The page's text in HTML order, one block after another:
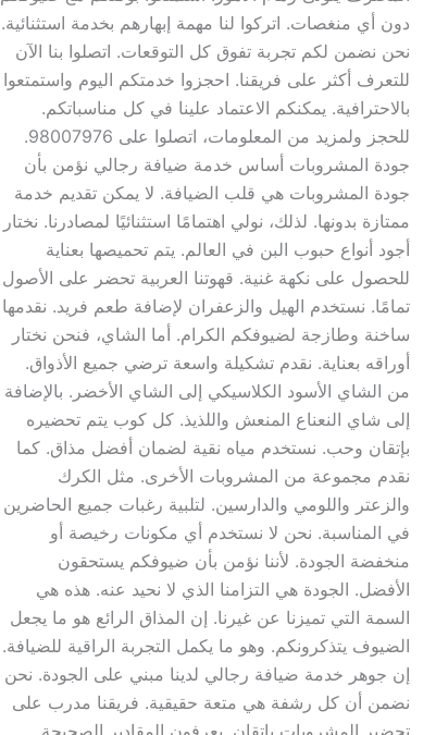
دون أي منغصات. اتركوا لنا مهمة إبهارهم بخدمة استثنائية.
نحن نضمن لكم تجربة تفوق كل التوقعات. اتصلوا بنا الآن
للتعرف أكثر على فريقنا. احجزوا خدمتكم اليوم واستمتعوا
بالاحترافية. يمكنكم الاعتماد علينا في كل مناسباتكم.
للحجز ولمزيد من المعلومات، اتصلوا على 98007976.
جودة المشروبات أساس خدمة ضيافة رجالي نؤمن بأن
جودة المشروبات هي قلب الضيافة. لا يمكن تقديم خدمة
ممتازة بدونها. لذلك، نولي اهتمامًا استثنائيًا لمصادرنا. نختار
أجود أنواع حبوب البن في العالم. يتم تحميصها بعناية
للحصول على نكهة غنية. قهوتنا العربية تحضر على الأصول
تمامًا. نستخدم الهيل والزعفران لإضافة طعم فريد. نقدمها
ساخنة وطازجة لضيوفكم الكرام. أما الشاي، فنحن نختار
أوراقه بعناية. نقدم تشكيلة واسعة ترضي جميع الأذواق.
من الشاي الأسود الكلاسيكي إلى الشاي الأخضر. بالإضافة
إلى شاي النعناع المنعش واللذيذ. كل كوب يتم تحضيره
بإتقان وحب. نستخدم مياه نقية لضمان أفضل مذاق. كما
نقدم مجموعة من المشروبات الأخرى. مثل الكرك
والزعتر واللومي والدارسين. لتلبية رغبات جميع الحاضرين
في المناسبة. نحن لا نستخدم أي مكونات رخيصة أو
منخفضة الجودة. لأننا نؤمن بأن ضيوفكم يستحقون
الأفضل. الجودة هي التزامنا الذي لا نحيد عنه. هذه هي
السمة التي تميزنا عن غيرنا. إن المذاق الرائع هو ما يجعل
الضيوف يتذكرونكم. وهو ما يكمل التجربة الراقية للضيافة.
إن جوهر خدمة ضيافة رجالي لدينا مبني على الجودة. نحن
نضمن أن كل رشفة هي متعة حقيقية. فريقنا مدرب على